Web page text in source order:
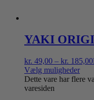
YAKI
kr. 49,00 – kr. 185,00
Vælg muligheder
Dette vare har flere
varesiden